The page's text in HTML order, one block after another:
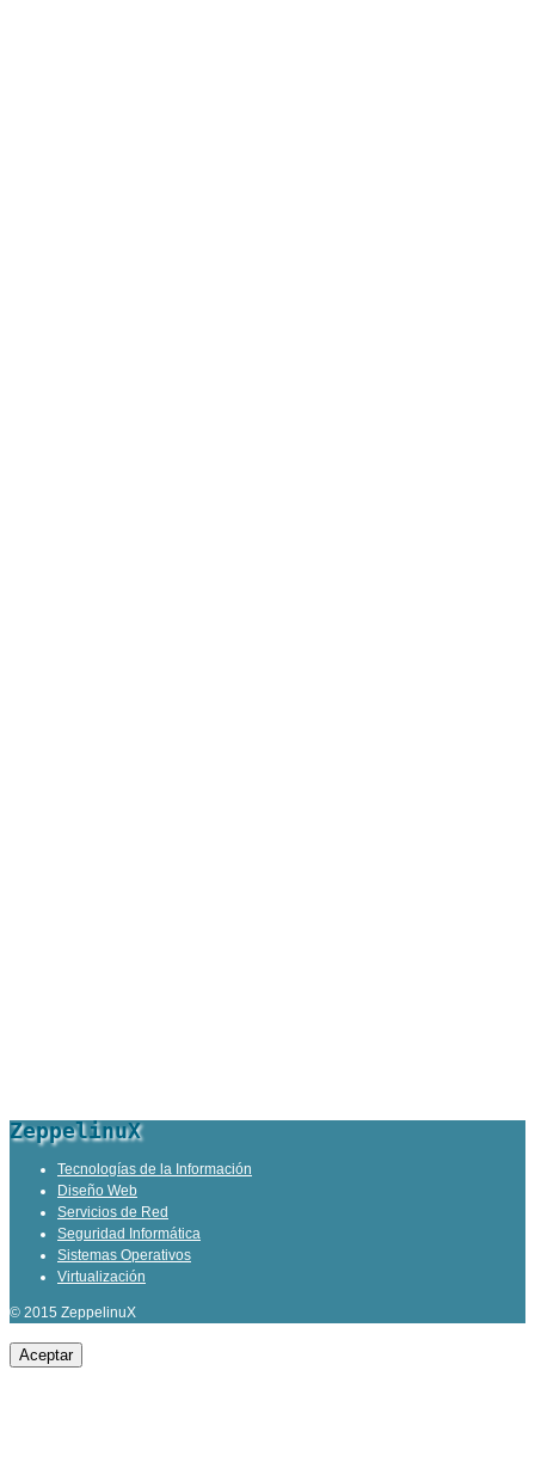
ZeppelinuX
Tecnologías de la Información
Diseño Web
Servicios de Red
Seguridad Informática
Sistemas Operativos
Virtualización
© 2015 ZeppelinuX
Aceptar